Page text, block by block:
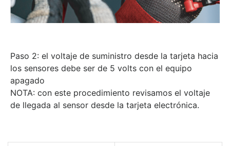
Paso 2: el voltaje de suministro desde la tarjeta hacia
los sensores debe ser de 5 volts con el equipo
apagado
NOTA: con este procedimiento revisamos el voltaje
de llegada al sensor desde la tarjeta electrónica.